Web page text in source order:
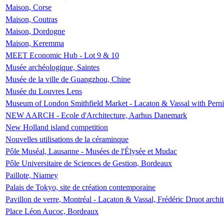
Maison, Corse
Maison, Coutras
Maison, Dordogne
Maison, Keremma
MEET Economic Hub - Lot 9 & 10
Musée archéologique, Saintes
Musée de la ville de Guangzhou, Chine
Musée du Louvres Lens
Museum of London Smithfield Market - Lacaton & Vassal with
NEW AARCH - Ecole d'Architecture, Aarhus Danemark
New Holland island competition
Nouvelles utilisations de la céraminque
Pôle Muséal, Lausanne - Musées de l'Élysée et Mudac
Pôle Universitaire de Sciences de Gestion, Bordeaux
Paillote, Niamey
Palais de Tokyo, site de création contemporaine
Pavillon de verre, Montréal - Lacaton & Vassal, Frédéric Druot
Place Léon Aucoc, Bordeaux